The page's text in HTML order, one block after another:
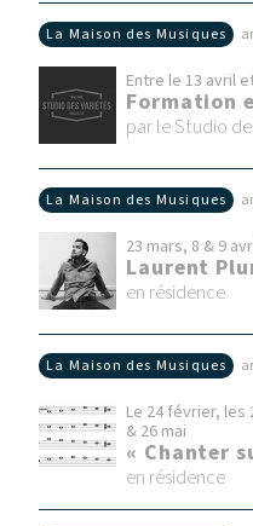
La Maison des Musiques
Entre le 13 avril
Formation
par le Studio
La Maison des Musiques
23 mars, 8 & 9
Laurent
en résidence
La Maison des Musiques
Le 24 février, les
& 26 mai
« Chanter
en résidence